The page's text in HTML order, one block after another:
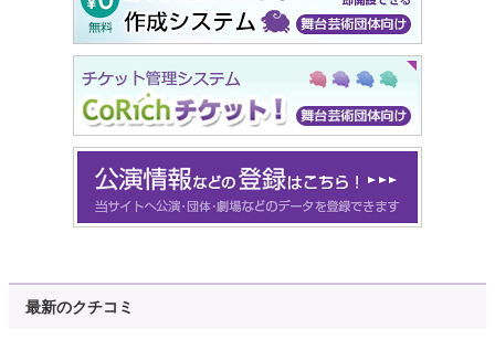
最新のクチコミ